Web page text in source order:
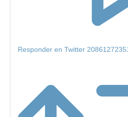
Responder en Twitter